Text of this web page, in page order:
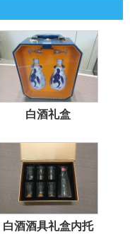
白酒礼盒
白酒酒具礼盒内托